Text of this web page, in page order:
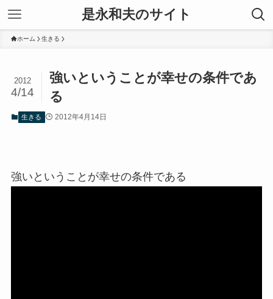
是永和夫のサイト
ホーム 生きる
強いということが幸せの条件であ
る
2012
4/14
生きる 2012年4月14日
強いということが幸せの条件である